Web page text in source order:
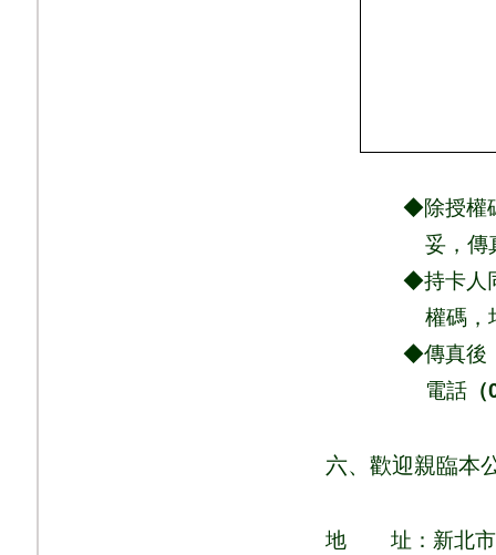
◆除授權碼、
妥， 傳
◆持卡人同意
權碼，
◆傳真後，請
電話 （
六、歡迎親臨本
地 址：新北